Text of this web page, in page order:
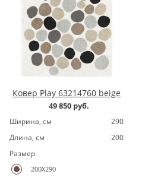
Ковер Play 63214760 beige
49 850 руб.
Ширина, cм
290
Длина, cм
200
Размер
200X290